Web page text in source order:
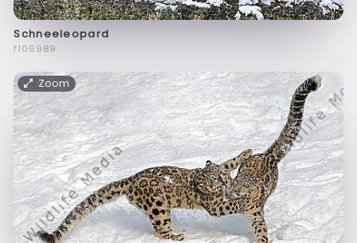
Schneeleopard
f106989
Zoom